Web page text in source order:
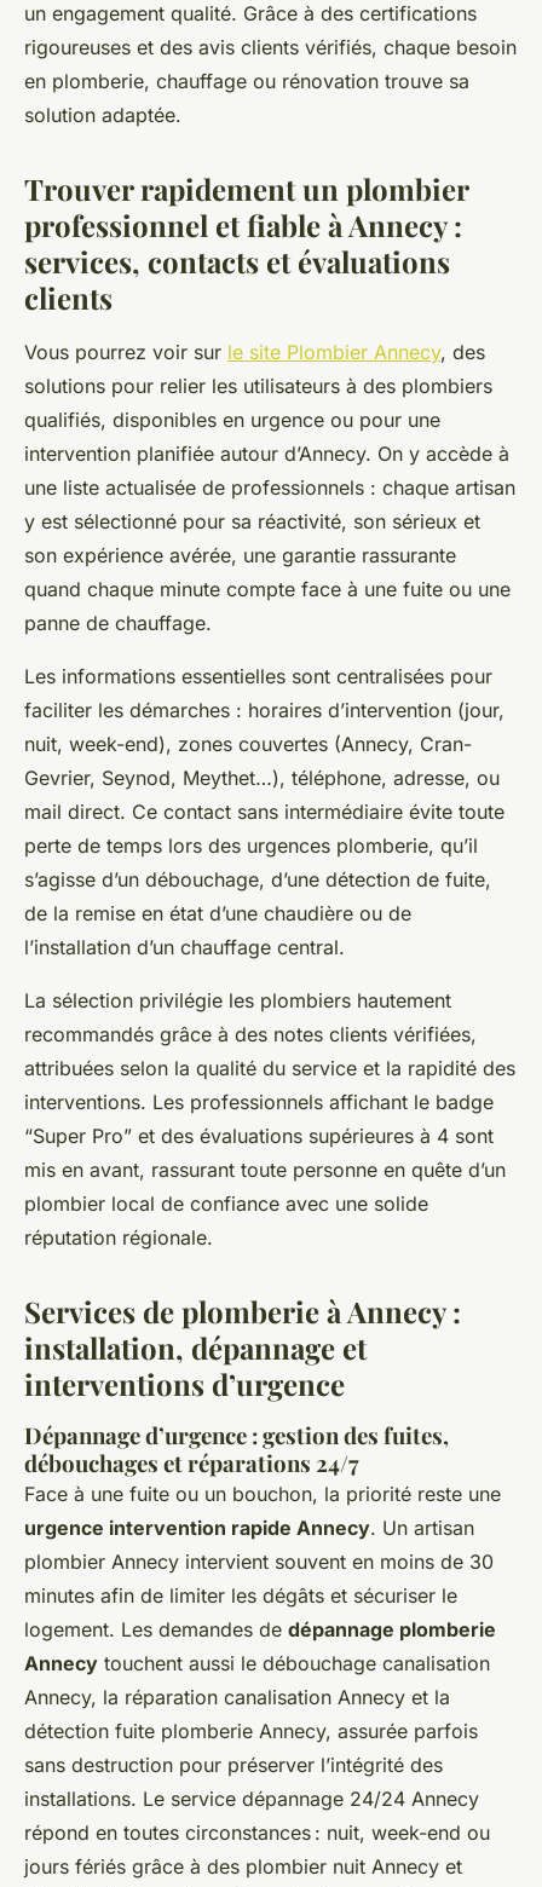
un engagement qualité. Grâce à des certifications
rigoureuses et des avis clients vérifiés, chaque besoin
en plomberie, chauffage ou rénovation trouve sa
solution adaptée.
Trouver rapidement un plombier
professionnel et fiable à Annecy :
services, contacts et évaluations
clients
Vous pourrez voir sur le site Plombier Annecy, des
solutions pour relier les utilisateurs à des plombiers
qualifiés, disponibles en urgence ou pour une
intervention planifiée autour d’Annecy. On y accède à
une liste actualisée de professionnels : chaque artisan
y est sélectionné pour sa réactivité, son sérieux et
son expérience avérée, une garantie rassurante
quand chaque minute compte face à une fuite ou une
panne de chauffage.
Les informations essentielles sont centralisées pour
faciliter les démarches : horaires d’intervention (jour,
nuit, week-end), zones couvertes (Annecy, Cran-
Gevrier, Seynod, Meythet…), téléphone, adresse, ou
mail direct. Ce contact sans intermédiaire évite toute
perte de temps lors des urgences plomberie, qu’il
s’agisse d’un débouchage, d’une détection de fuite,
de la remise en état d’une chaudière ou de
l’installation d’un chauffage central.
La sélection privilégie les plombiers hautement
recommandés grâce à des notes clients vérifiées,
attribuées selon la qualité du service et la rapidité des
interventions. Les professionnels affichant le badge
“Super Pro” et des évaluations supérieures à 4 sont
mis en avant, rassurant toute personne en quête d’un
plombier local de confiance avec une solide
réputation régionale.
Services de plomberie à Annecy :
installation, dépannage et
interventions d’urgence
Dépannage d’urgence : gestion des fuites,
débouchages et réparations 24/7
Face à une fuite ou un bouchon, la priorité reste une
urgence intervention rapide Annecy. Un artisan
plombier Annecy intervient souvent en moins de 30
minutes afin de limiter les dégâts et sécuriser le
logement. Les demandes de dépannage plomberie
Annecy touchent aussi le débouchage canalisation
Annecy, la réparation canalisation Annecy et la
détection fuite plomberie Annecy, assurée parfois
sans destruction pour préserver l’intégrité des
installations. Le service dépannage 24/24 Annecy
répond en toutes circonstances : nuit, week-end ou
jours fériés grâce à des plombier nuit Annecy et